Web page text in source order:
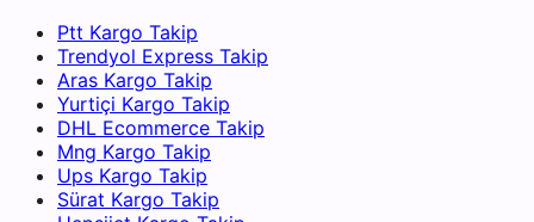
Ptt Kargo Takip
Trendyol Express Takip
Aras Kargo Takip
Yurtiçi Kargo Takip
DHL Ecommerce Takip
Mng Kargo Takip
Ups Kargo Takip
Sürat Kargo Takip